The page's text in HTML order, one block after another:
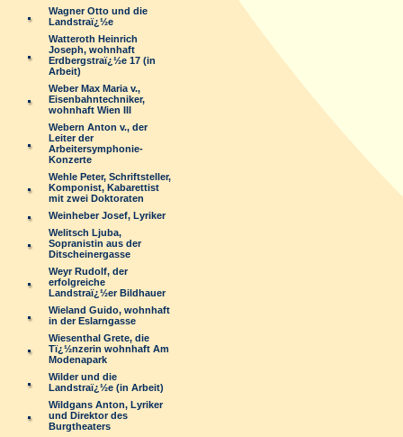
Wagner Otto und die
Landstraï¿½e
Watteroth Heinrich
Joseph, wohnhaft
Erdbergstraï¿½e 17 (in
Arbeit)
Weber Max Maria v.,
Eisenbahntechniker,
wohnhaft Wien III
Webern Anton v., der
Leiter der
Arbeitersymphonie-
Konzerte
Wehle Peter, Schriftsteller,
Komponist, Kabarettist
mit zwei Doktoraten
Weinheber Josef, Lyriker
Welitsch Ljuba,
Sopranistin aus der
Ditscheinergasse
Weyr Rudolf, der
erfolgreiche
Landstraï¿½er Bildhauer
Wieland Guido, wohnhaft
in der Eslarngasse
Wiesenthal Grete, die
Tï¿½nzerin wohnhaft Am
Modenapark
Wilder und die
Landstraï¿½e (in Arbeit)
Wildgans Anton, Lyriker
und Direktor des
Burgtheaters